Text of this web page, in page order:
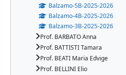
Balzamo-5B-2025-2026
Balzamo-4B-2025-2026
Balzamo-3B-2025-2026
Prof. BARBATO Anna
Prof. BATTISTI Tamara
Prof. BEATI Maria Edvige
Prof. BELLINI Elio